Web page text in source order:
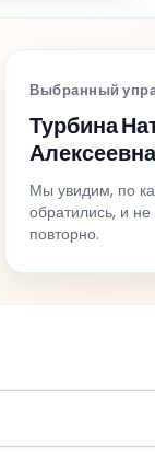
Выбранный
Турбина
Алексеевна
Мы увидим, по
обратились, и
повторно.